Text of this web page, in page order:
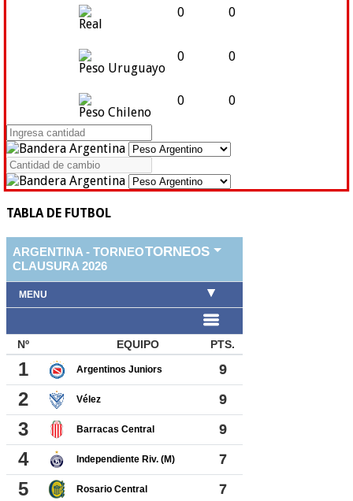
Real
0 0
Peso Uruguayo
0 0
Peso Chileno
0 0
TABLA DE FUTBOL